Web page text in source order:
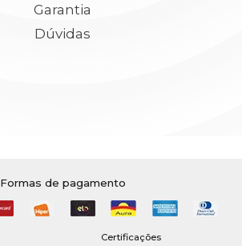
Garantia
Dúvidas
Formas de pagamento
Certificações